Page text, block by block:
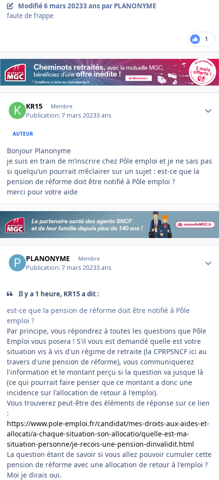
Modifié6 mars 20233 ans par PLANONYME
faute de frappe
1
KR15 Membre
Publication:7 mars 20233 ans
AUTEUR
Bonjour Planonyme
je suis en train de m’inscrire chez Pôle emploi et je ne sais pas
si quelqu’un pourrait m’éclairer sur un sujet : est-ce que la
pension de réforme doit être notifié à Pôle emploi ?
merci pour votre aide
PLANONYME Membre
Publication:7 mars 20233 ans
Il y a 1 heure, KR15 a dit :
est-ce que la pension de réforme doit être notifié à Pôle
emploi ?
Par principe, vous répondrez à toutes les questions que Pôle
Emploi vous posera ! S'il vous est demandé quelle est votre
situation vis à vis d'un régime de retraite (la CPRPSNCF ici au
travers d'une pension de réforme), vous communiquerez
l'information et le montant perçu si la question va jusque là
(ce qui pourrait faire penser que ce montant a donc une
incidence sur l'allocation de retour à l'emploi).
Vous trouverez peut-être des éléments de réponse sur ce lien
:
https://www.pole-emploi.fr/candidat/mes-droits-aux-aides-et-
allocati/a-chaque-situation-son-allocatio/quelle-est-ma-
situation-personne/je-recois-une-pension-dinvalidit.html
La question étant de savoir si vous allez pouvoir cumuler cette
pension de réforme avec une allocation de retour à l'emploi ?
Moi je dirais oui.